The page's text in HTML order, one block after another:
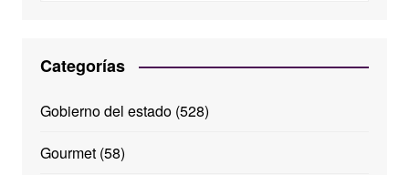
Categorías
Gobierno del estado(528)
Gourmet(58)